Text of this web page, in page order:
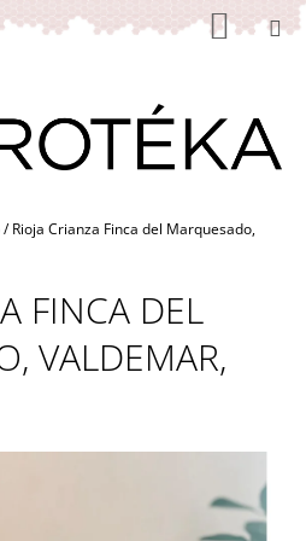
KOŠÍK
/ Rioja Crianza Finca del Marquesado,
FINCA DEL
VALDEMAR,